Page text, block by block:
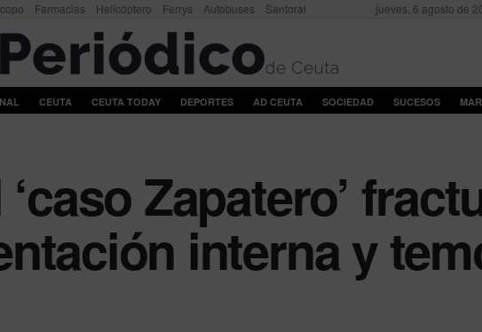
Farmacias Helicóptero Ferrys Autobuses Santoral jueves, 6 agosto de
CEUTA CEUTA TODAY DEPORTES AD CEUTA SOCIEDAD SUCESOS
Zapatero’
interna y